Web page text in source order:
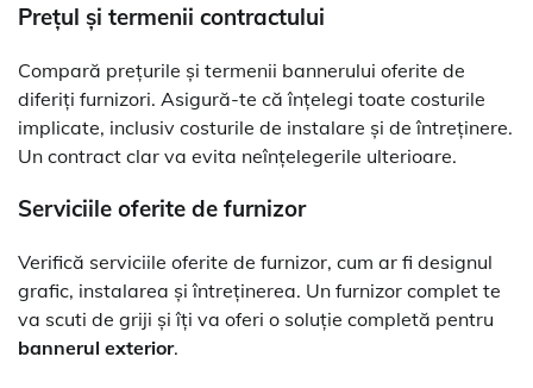
Prețul și termenii contractului
Compară prețurile și termenii bannerului oferite de
diferiți furnizori. Asigură-te că înțelegi toate costurile
implicate, inclusiv costurile de instalare și de întreținere.
Un contract clar va evita neînțelegerile ulterioare.
Serviciile oferite de furnizor
Verifică serviciile oferite de furnizor, cum ar fi designul
grafic, instalarea și întreținerea. Un furnizor complet te
va scuti de griji și îți va oferi o soluție completă pentru
bannerul exterior.